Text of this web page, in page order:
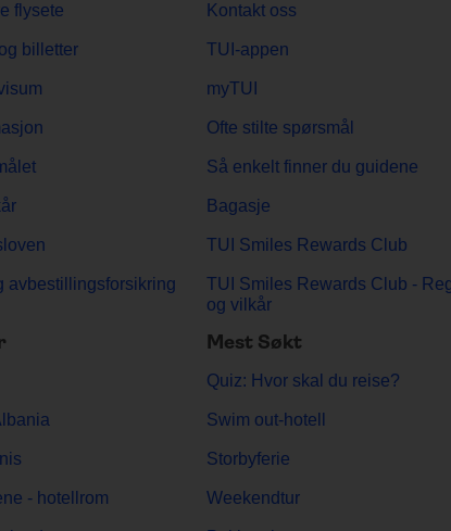
flysete
billetter
avbestillingsforsikring
Kontakt oss
TUI-appen
myTUI
Ofte stilte spørsmål
Så enkelt finner du guidene
Bagasje
TUI Smiles Rewards Club
TUI Smiles Rewards Club -
og vilkår
- hotellrom
Mest Søkt
Quiz: Hvor skal du reise?
Swim out-hotell
Storbyferie
Weekendtur